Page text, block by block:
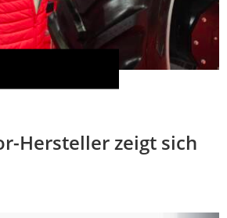
Hersteller zeigt sich